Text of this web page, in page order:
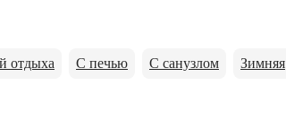
отдыха С печью С санузлом Зимняя